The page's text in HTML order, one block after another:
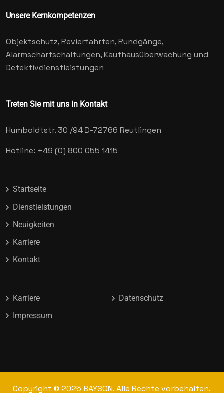
Unsere Kernkompetenzen
Objektschutz, Revierfahrten, Rundgänge,
Alarmscharfschaltungen, Kaufhausüberwachung und
Detektivdienstleistungen
Treten Sie mit uns in Kontakt
Humboldtstr. 30 /94D-72766 Reutlingen
Hotline: +49 (0) 800 055 1415
Startseite
Dienstleistungen
Neuigkeiten
Karriere
Kontakt
Karriere
Datenschutz
Impressum
Copyright © 2025 BAYSON. Alle Rechte vorbehalten.